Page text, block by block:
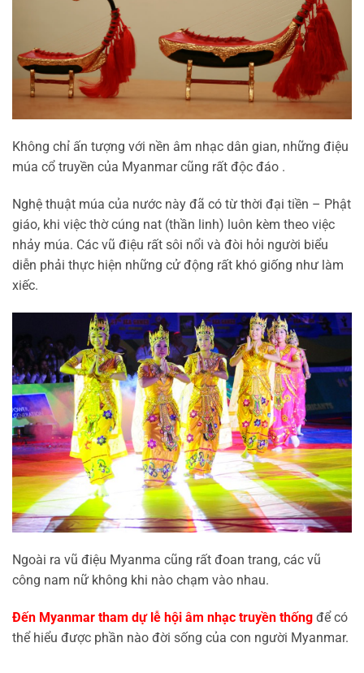
Không chỉ ấn tượng với nền âm nhạc dân gian, những điệu
múa cổ truyền của Myanmar cũng rất độc đáo .
Nghệ thuật múa của nước này đã có từ thời đại tiền – Phật
giáo, khi việc thờ cúng nat (thần linh) luôn kèm theo việc
nhảy múa. Các vũ điệu rất sôi nổi và đòi hỏi người biểu
diễn phải thực hiện những cử động rất khó giống như làm
xiếc.
Ngoài ra vũ điệu Myanma cũng rất đoan trang, các vũ
công nam nữ không khi nào chạm vào nhau.
Đến Myanmar tham dự lễ hội âm nhạc truyền thống để có
thể hiểu được phần nào đời sống của con người Myanmar.